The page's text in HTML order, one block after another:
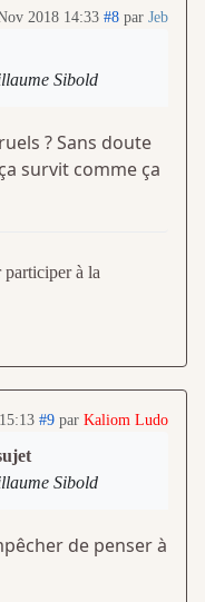
2018 14:33 #8 par Jeb
Sibold
? Sans doute
survit comme ça
participer à la
#9 par Kaliom Ludo
Sibold
de penser à